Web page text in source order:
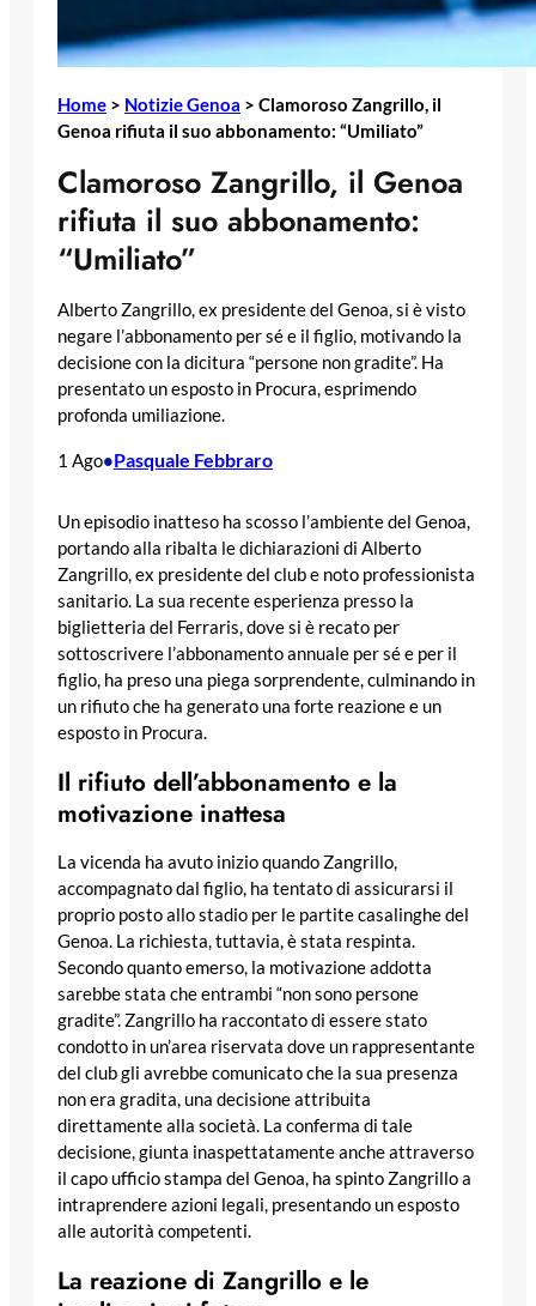
Home > Notizie Genoa > Clamoroso Zangrillo, il
Genoa rifiuta il suo abbonamento: “Umiliato”
Clamoroso Zangrillo, il Genoa
rifiuta il suo abbonamento:
“Umiliato”
Alberto Zangrillo, ex presidente del Genoa, si è visto
negare l’abbonamento per sé e il figlio, motivando la
decisione con la dicitura “persone non gradite”. Ha
presentato un esposto in Procura, esprimendo
profonda umiliazione.
1 Ago•Pasquale Febbraro
Un episodio inatteso ha scosso l’ambiente del Genoa,
portando alla ribalta le dichiarazioni di Alberto
Zangrillo, ex presidente del club e noto professionista
sanitario. La sua recente esperienza presso la
biglietteria del Ferraris, dove si è recato per
sottoscrivere l’abbonamento annuale per sé e per il
figlio, ha preso una piega sorprendente, culminando in
un rifiuto che ha generato una forte reazione e un
esposto in Procura.
Il rifiuto dell’abbonamento e la
motivazione inattesa
La vicenda ha avuto inizio quando Zangrillo,
accompagnato dal figlio, ha tentato di assicurarsi il
proprio posto allo stadio per le partite casalinghe del
Genoa. La richiesta, tuttavia, è stata respinta.
Secondo quanto emerso, la motivazione addotta
sarebbe stata che entrambi “non sono persone
gradite”. Zangrillo ha raccontato di essere stato
condotto in un’area riservata dove un rappresentante
del club gli avrebbe comunicato che la sua presenza
non era gradita, una decisione attribuita
direttamente alla società. La conferma di tale
decisione, giunta inaspettatamente anche attraverso
il capo ufficio stampa del Genoa, ha spinto Zangrillo a
intraprendere azioni legali, presentando un esposto
alle autorità competenti.
La reazione di Zangrillo e le